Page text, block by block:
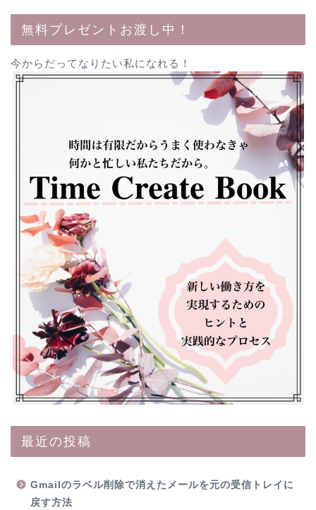
無料プレゼントお渡し中！
今からだってなりたい私になれる！
最近の投稿
Gmailのラベル削除で消えたメールを元の受信トレイに
戻す方法